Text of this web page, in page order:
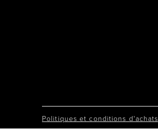
Politiques et conditions d'achats